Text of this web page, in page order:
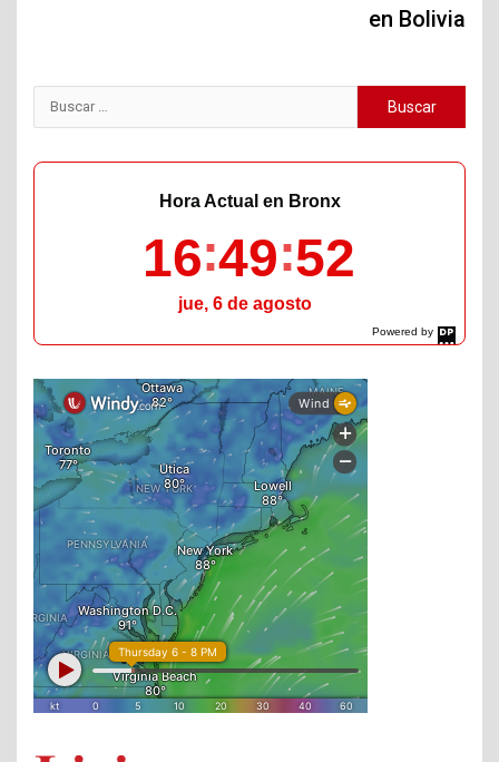
en Bolivia
Buscar:
Powered by
DaysPedia.com
Hora Actual en Bronx
16 49 53
jue, 6 de agosto